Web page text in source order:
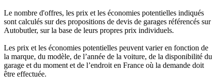
Le nombre d'offres, les prix et les économies potentielles indiqués
sont calculés sur des propositions de devis de garages référencés sur
Autobutler, sur la base de leurs propres prix individuels.
Les prix et les économies potentielles peuvent varier en fonction de
la marque, du modèle, de l’année de la voiture, de la disponibilité du
garage et du moment et de l’endroit en France où la demande doit
être effectuée.